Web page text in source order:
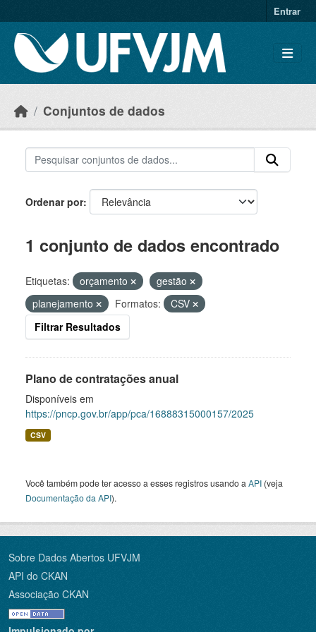
Entrar
Conjuntos de dados
Ordenar por
1 conjunto de dados encontrado
Etiquetas: orçamento
gestão
planejamento
Formatos:
CSV
Filtrar Resultados
Plano de contratações anual
Disponíveis em
https://pncp.gov.br/app/pca/16888315000157/2025
CSV
Você também pode ter acesso a esses registros usando a API (veja
Documentação da API).
Sobre Dados Abertos UFVJM
API do CKAN
Associação CKAN